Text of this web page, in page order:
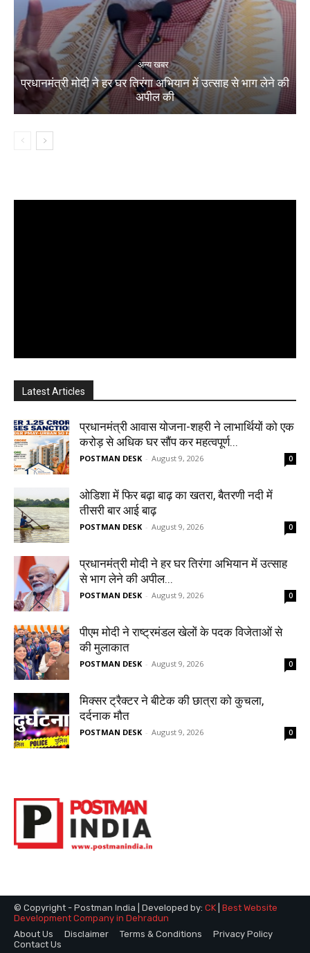
© Copyright - Postman India | Developed by: CK Best Website
Development Company in Dehradun
About Us
Disclaimer Terms & Conditions
Privacy Policy
Contact Us